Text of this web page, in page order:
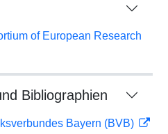
of European Research
Bibliographien
Bayern (BVB)